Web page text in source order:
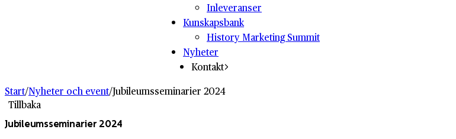
Inleveranser
Kunskapsbank
History Marketing Summit
Nyheter
Kontakt
Start/Nyheter och event/Jubileumsseminarier 2024
Tillbaka
Jubileumsseminarier 2024